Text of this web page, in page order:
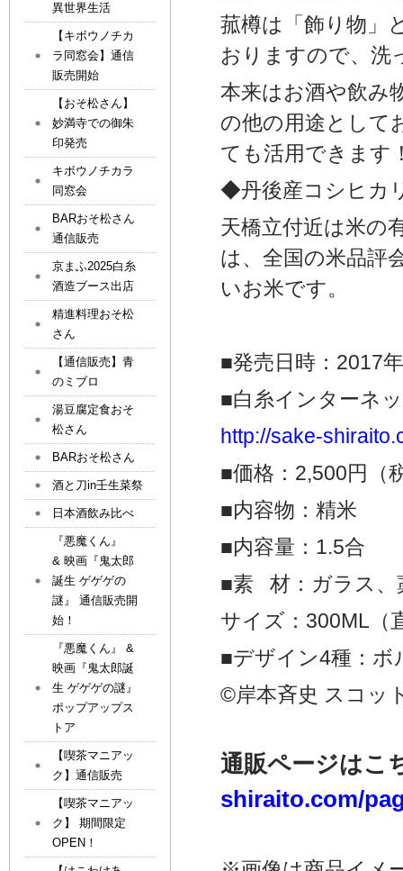
菰樽は「飾り物」
おりますので、洗
本来はお酒や飲み
の他の用途として
ても活用できます
◆丹後産コシヒカ
天橋立付近は米の
は、全国の米品評
いお米です。
■発売日時：2017
■白糸インターネ
http://sake-
■価格：2,500円（
■内容物：精米
■内容量：1.5合
■素 材：ガラス、
サイズ：300ML（
■デザイン4種：ボ
©岸本斉史 スコッ
通販ページはこ
shiraito.com/
異世界生活
【キボウノチカ
ラ同窓会】通信
販売開始
【おそ松さん】
妙満寺での御朱
印発売
キボウノチカラ
同窓会
BARおそ松さん
通信販売
京まふ2025白糸
酒造ブース出店
精進料理おそ松
さん
【通信販売】青
のミブロ
湯豆腐定食おそ
松さん
BARおそ松さん
酒と刀in壬生菜祭
日本酒飲み比べ
『悪魔くん』
& 映画『鬼太郎
誕生 ゲゲゲの
謎』 通信販売開
始！
『悪魔くん』 &
映画『鬼太郎誕
生 ゲゲゲの謎』
ポップアップス
トア
【喫茶マニアッ
ク】通信販売
【喫茶マニアッ
ク】 期間限定
OPEN！